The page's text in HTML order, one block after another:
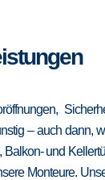
– auch dann,
und
Monteure.